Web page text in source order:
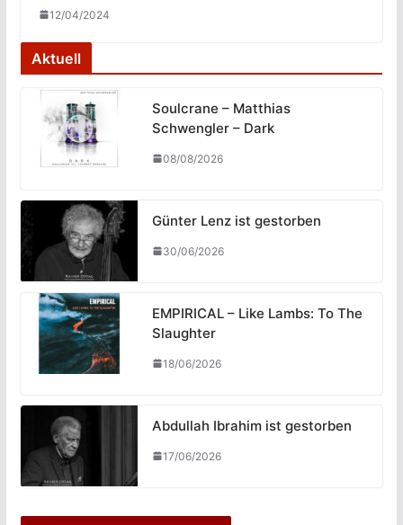
12/04/2024
Aktuell
Soulcrane – Matthias
Schwengler – Dark
08/08/2026
Günter Lenz ist gestorben
30/06/2026
EMPIRICAL – Like Lambs: To The
Slaughter
18/06/2026
Abdullah Ibrahim ist gestorben
17/06/2026